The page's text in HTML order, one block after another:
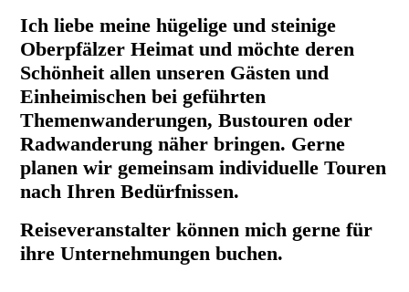
Ich liebe meine hügelige und steinige
Oberpfälzer Heimat und möchte deren
Schönheit allen unseren Gästen und
Einheimischen bei geführten
Themenwanderungen, Bustouren oder
Radwanderung näher bringen. Gerne
planen wir gemeinsam individuelle Touren
nach Ihren Bedürfnissen.
Reiseveranstalter können mich gerne für
ihre Unternehmungen buchen.